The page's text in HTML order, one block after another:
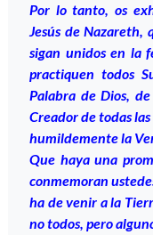
Por lo tanto, os
Jesús de Nazareth,
sigan unidos en la
practiquen todos
Palabra de Dios,
Creador de todas
humildemente la
Que haya una
conmemoran
ha de venir a la
no todos, pero